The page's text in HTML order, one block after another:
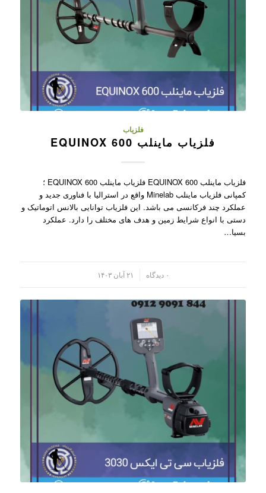
فلزیاب
فلزیاب ماینلب EQUINOX 600
فلزیاب ماینلب EQUINOX 600 فلزیاب ماینلب EQUINOX 600 ؛
کمپانی فلزیاب ماینلب Minelab واقع در استرالیا با فناوری جدید و
عملکرد چند فرکانسی می باشد. این فلزیاب توانایی بالانس اتوماتیک و
دستی با انواع شرایط زمین و هدف های مختلف را دارد. عملکرد
بسیا…
۰ دیدگاه ۲۱ آبان ۱۴۰۳